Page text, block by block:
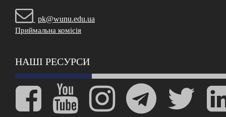
pk@wunu.edu.ua
Приймальна комісія
НАШІ РЕСУРСИ